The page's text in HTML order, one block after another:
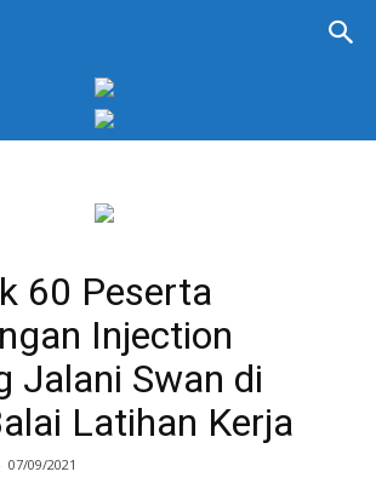
60 Peserta
Injection
Jalani Swan di
Latihan Kerja
07/09/2021